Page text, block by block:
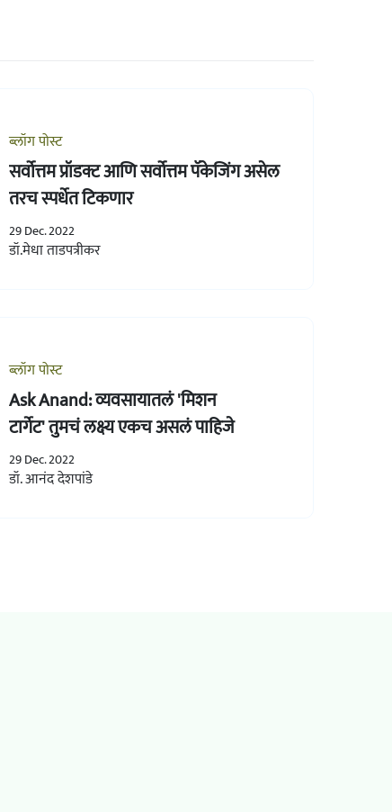
ब्लॉग पोस्ट
सर्वोत्तम प्रॉडक्ट आणि सर्वोत्तम पॅकेजिंग असेल
तरच स्पर्धेत टिकणार
29 Dec. 2022
डॉ.मेधा ताडपत्रीकर
ब्लॉग पोस्ट
Ask Anand: व्यवसायातलं 'मिशन
टार्गेट' तुमचं लक्ष्य एकच असलं पाहिजे
29 Dec. 2022
डॉ. आनंद देशपांडे